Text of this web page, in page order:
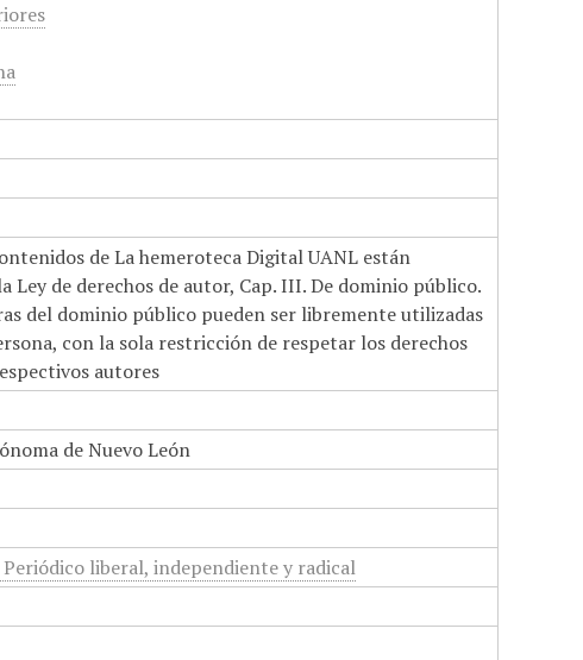
de La hemeroteca Digital UANL están
Ley de derechos de autor, Cap. III. De dominio público.
del dominio público pueden ser libremente utilizadas
con la sola restricción de respetar los derechos
autores
de Nuevo León
liberal, independiente y radical